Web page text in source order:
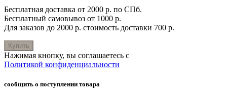
Бесплатная доставка от 2000 р. по СПб.
Бесплатный самовывоз от 1000 р.
Для заказов до 2000 р. стоимость доставки 700 р.
Купить
Нажимая кнопку, вы соглашаетесь с
Политикой конфиденциальности
сообщить о поступлении товара